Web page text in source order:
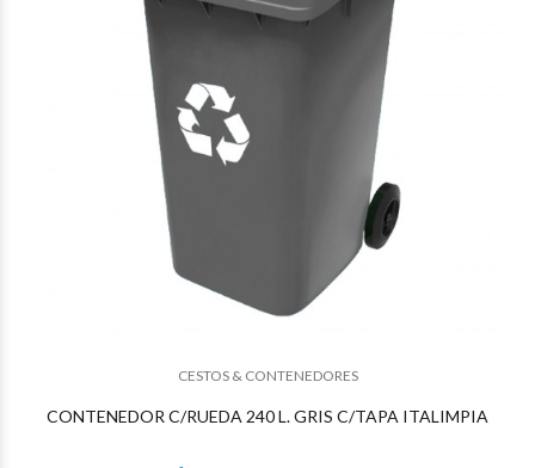
CESTOS & CONTENEDORES
CONTENEDOR C/RUEDA 240 L. GRIS C/TAPA ITALIMPIA